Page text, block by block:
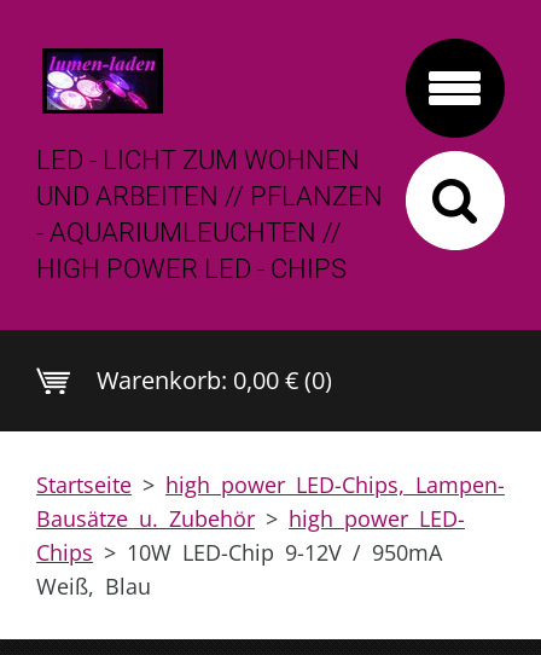
LED - LICHT ZUM WOHNEN
UND ARBEITEN // PFLANZEN
- AQUARIUMLEUCHTEN //
HIGH POWER LED - CHIPS
Warenkorb: 0,00 € (0)
Startseite > high power LED-Chips, Lampen-
Bausätze u. Zubehör > high power LED-
Chips > 10W LED-Chip 9-12V / 950mA
Weiß, Blau